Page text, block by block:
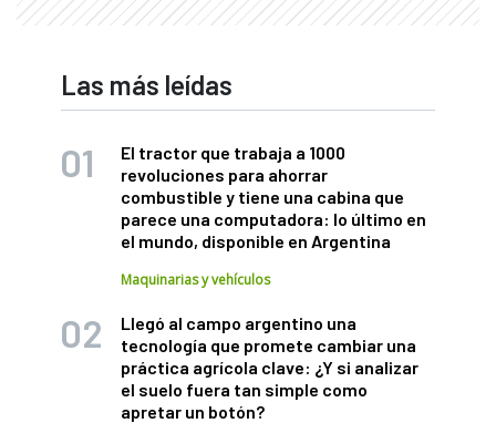
Las más leídas
El tractor que trabaja a 1000
revoluciones para ahorrar
combustible y tiene una cabina que
parece una computadora: lo último en
el mundo, disponible en Argentina
Maquinarias y vehículos
Llegó al campo argentino una
tecnología que promete cambiar una
práctica agrícola clave: ¿Y si analizar
el suelo fuera tan simple como
apretar un botón?